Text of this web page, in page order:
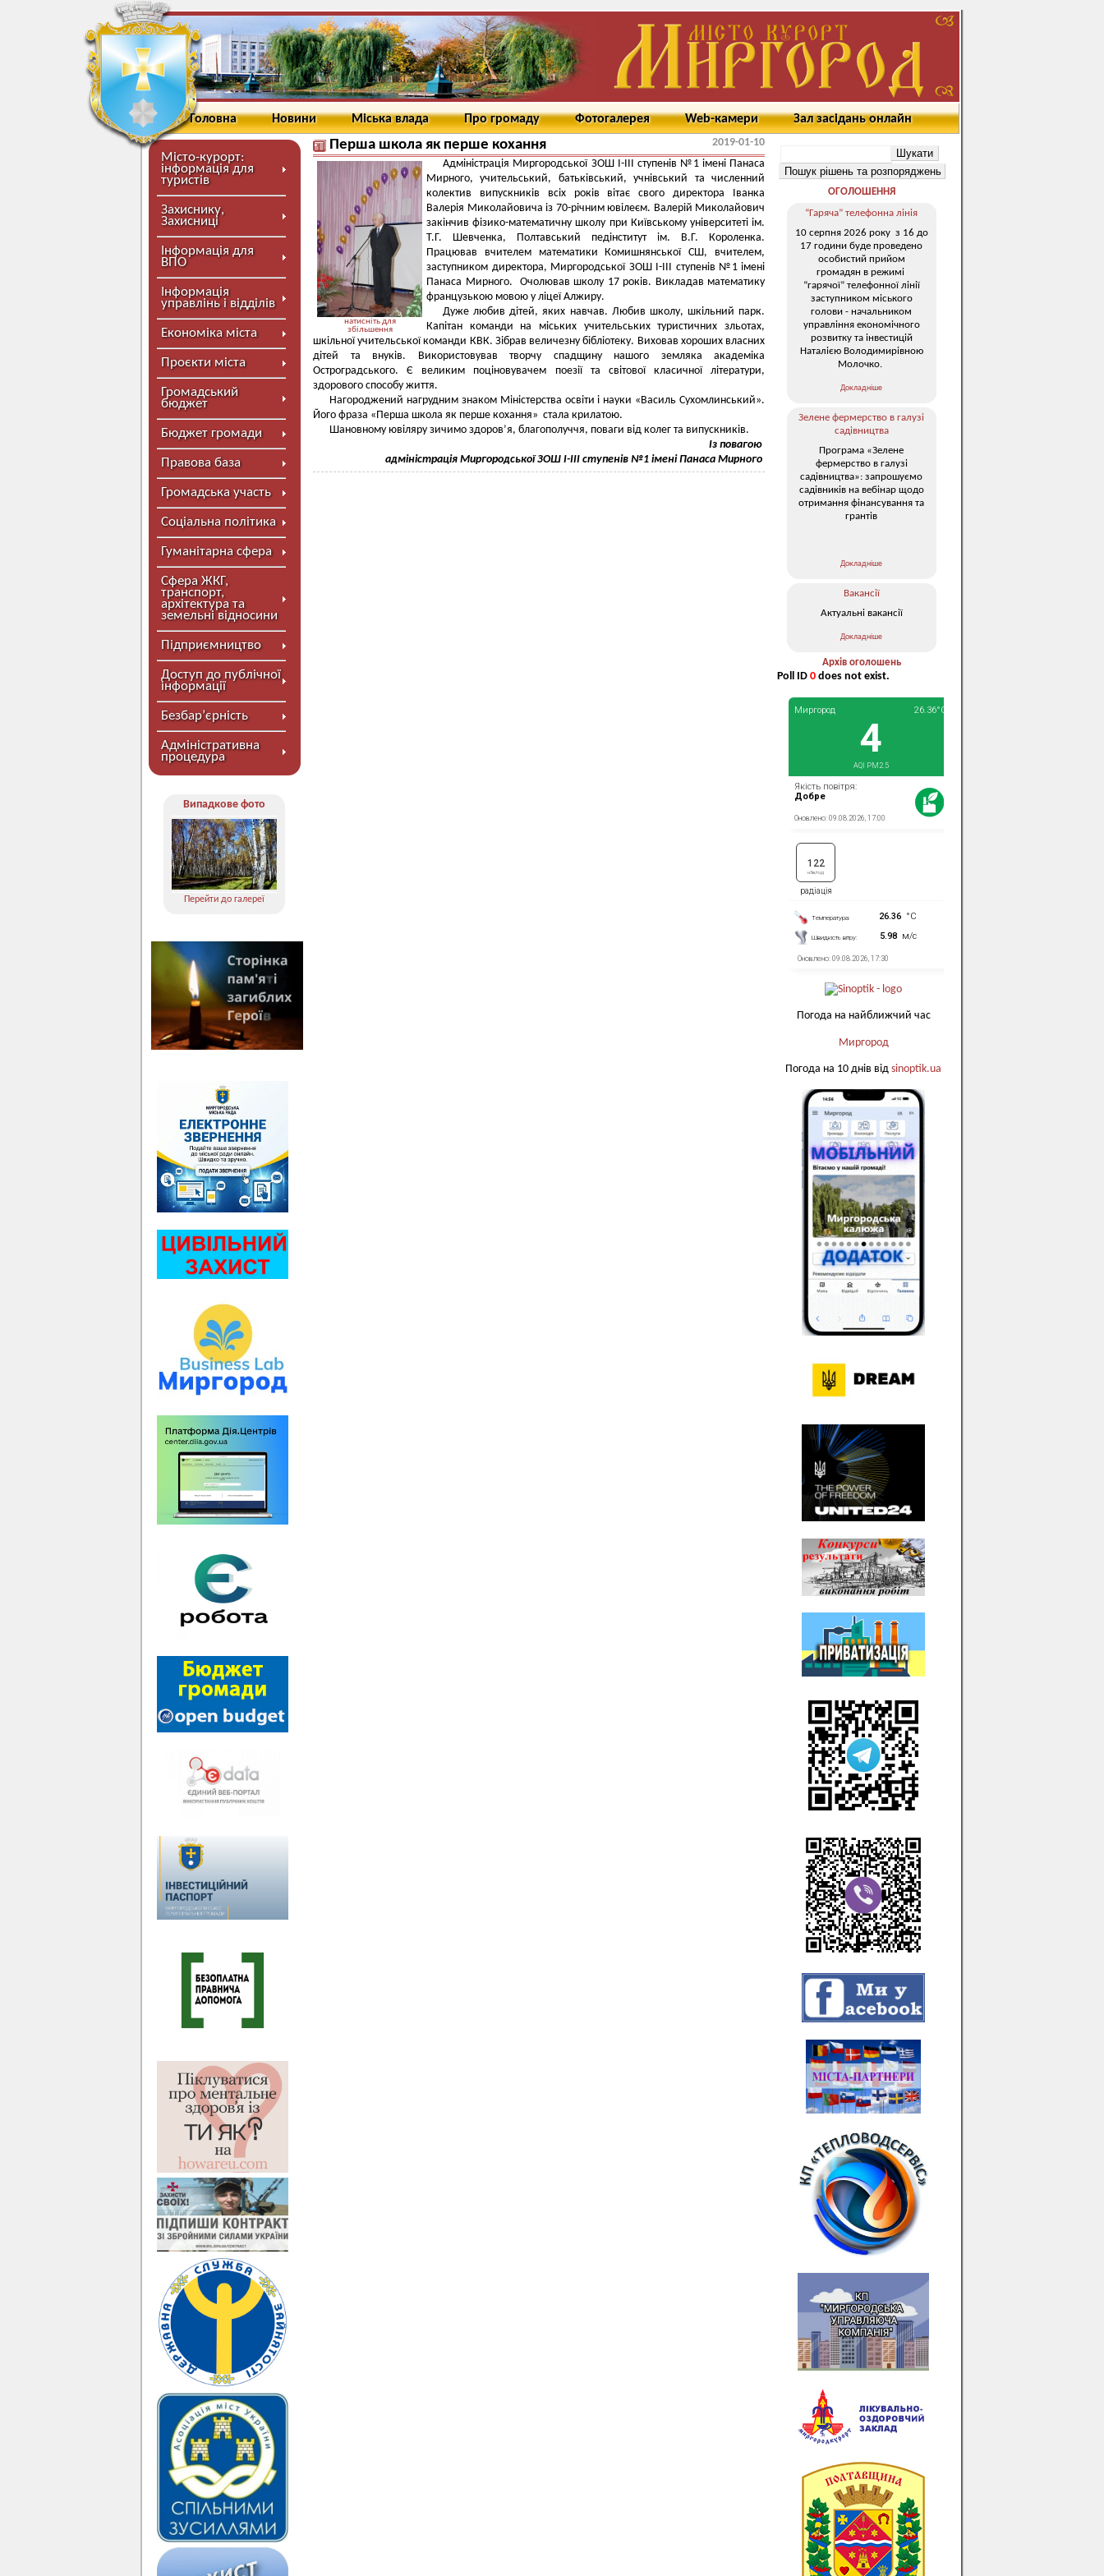
Головна Новини Міська влада Про громаду Фотогалерея Web-камери Зал засідань онлайн
Місто-курорт:
інформація для
туристів
Захиснику,
Захисниці
Інформація для
ВПО
Інформація
управлінь і відділів
Економіка міста
Проєкти міста
Громадський
бюджет
Бюджет громади
Правова база
Громадська участь
Соціальна політика
Гуманітарна сфера
Сфера ЖКГ,
транспорт,
архітектура та
земельні відносини
Підприємництво
Доступ до публічної
інформації
Безбар’єрність
Адміністративна
процедура
Випадкове фото
Перейти до галереї
Перша школа як перше кохання 2019-01-10
натисніть для
збільшення
Адміністрація Миргородської ЗОШ І-ІІІ ступенів №1 імені Панаса
Мирного, учительський, батьківський, учнівський та численний
колектив випускників всіх років вітає свого директора Іванка
Валерія Миколайовича із 70-річним ювілеєм. Валерій Миколайович
закінчив фізико-математичну школу при Київському університеті ім.
Т.Г. Шевченка, Полтавський педінститут ім. В.Г. Короленка.
Працював вчителем математики Комишнянської СШ, вчителем,
заступником директора, Миргородської ЗОШ І-ІІІ ступенів №1 імені
Панаса Мирного. Очолював школу 17 років. Викладав математику
французькою мовою у ліцеї Алжиру.
Дуже любив дітей, яких навчав. Любив школу, шкільний парк.
Капітан команди на міських учительських туристичних зльотах,
шкільної учительської команди КВК. Зібрав величезну бібліотеку. Виховав хороших власних
дітей та внуків. Використовував творчу спадщину нашого земляка академіка
Остроградського. Є великим поціновувачем поезії та світової класичної літератури,
здорового способу життя.
Нагороджений нагрудним знаком Міністерства освіти і науки «Василь Сухомлинський».
Його фраза «Перша школа як перше кохання» стала крилатою.
Шановному ювіляру зичимо здоров’я, благополуччя, поваги від колег та випускників.
Із повагою
адміністрація Миргородської ЗОШ І-ІІІ ступенів №1 імені Панаса Мирного
ОГОЛОШЕННЯ
“Гаряча” телефонна лінія
10 серпня 2026 року з 16 до
17 години буде проведено
особистий прийом
громадян в режимі
“гарячої” телефонної лінії
заступником міського
голови - начальником
управління економічного
розвитку та інвестицій
Наталією Володимирівною
Молочко.
Докладніше
Зелене фермерство в галузі
садівництва
Програма «Зелене
фермерство в галузі
садівництва»: запрошуємо
садівників на вебінар щодо
отримання фінансування та
грантів
Докладніше
Вакансії
Актуальні вакансії
Докладніше
Архів оголошень
Poll ID 0 does not exist.
Погода на найближчий час
Миргород
Погода на 10 днів від sinoptik.ua